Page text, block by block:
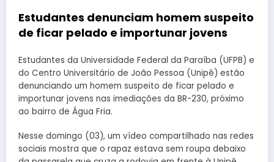
Estudantes denunciam homem suspeito
de ficar pelado e importunar jovens
Estudantes da Universidade Federal da Paraíba (UFPB) e
do Centro Universitário de João Pessoa (Unipê) estão
denunciando um homem suspeito de ficar pelado e
importunar jovens nas imediações da BR-230, próximo
ao bairro de Água Fria.
Nesse domingo (03), um vídeo compartilhado nas redes
sociais mostra que o rapaz estava sem roupa debaixo